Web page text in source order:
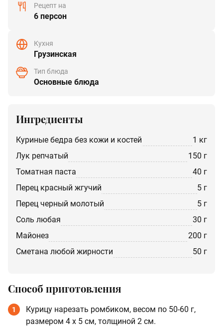
Рецепт на
6 персон
Кухня
Грузинская
Тип блюда
Основные блюда
Ингредиенты
куриные бедра без кожи и костей
1 кг
лук репчатый
150 г
Томатная паста
40 г
перец красный жгучий
5 г
перец черный молотый
5 г
соль любая
30 г
майонез
200 г
сметана любой жирности
50 г
Способ приготовления
1
Курицу нарезать ромбиком, весом по 50-60 г,
размером 4 х 5 см, толщиной 2 см.